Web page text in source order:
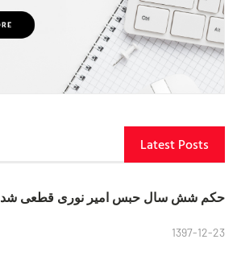
Latest Posts
حکم شش سال حبس امیر نوری قطعی شد
1397-12-23